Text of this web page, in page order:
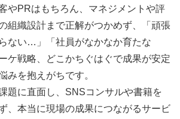
やPRはもちろん、マネジメントや評
組織設計まで正解がつかめず、「頑張
ない…」「社員がなかなか育たな
ケ戦略、どこかちぐはぐで成果が安定
みを抱えがちです。
題に直面し、SNSコンサルや書籍を
、本当に現場の成果につながるサービ